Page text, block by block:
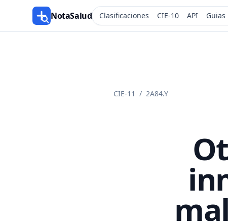
NotaSalud Clasificaciones CIE-10 API Guias
CIE-11 / 2A84.Y